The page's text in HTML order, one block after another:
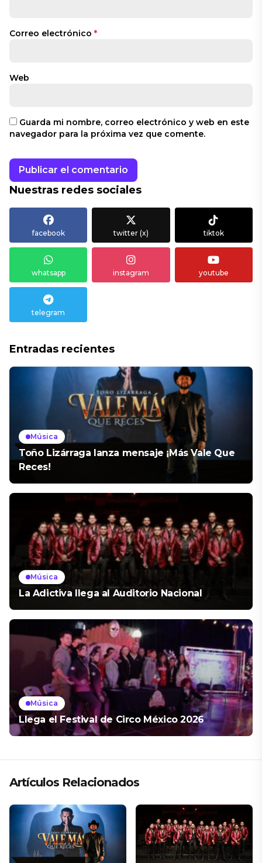
Correo electrónico *
Web
Guarda mi nombre, correo electrónico y web en este
navegador para la próxima vez que comente.
Nuestras redes sociales
facebook twitter (x) tiktok
whatsapp instagram youtube
telegram
Entradas recientes
Música
Toño Lizárraga lanza mensaje ¡Más Vale Que
Reces!
Música
La Adictiva llega al Auditorio Nacional
Música
Llega el Festival de Circo México 2026
Artículos Relacionados